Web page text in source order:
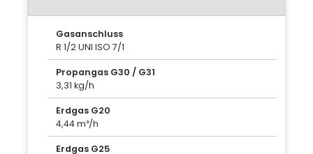
Gasanschluss
R 1/2 UNI ISO 7/1
Propangas G30 / G31
3,31 kg/h
Erdgas G20
4,44 m³/h
Erdgas G25